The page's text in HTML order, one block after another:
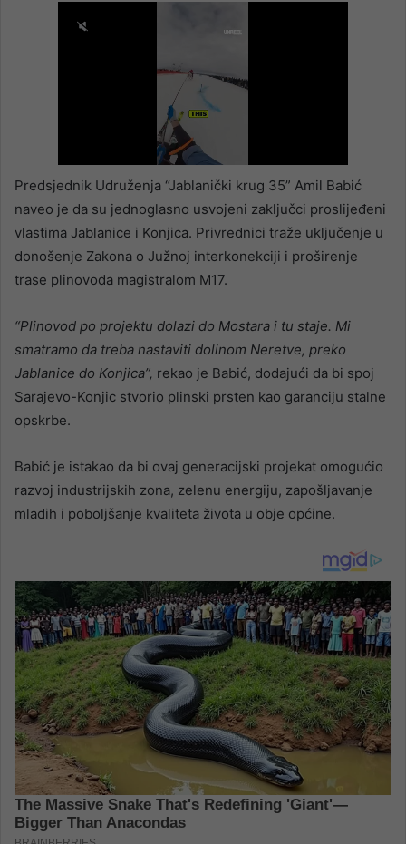
Predsjednik Udruženja “Jablanički krug 35” Amil Babić
naveo je da su jednoglasno usvojeni zaključci proslijeđeni
vlastima Jablanice i Konjica. Privrednici traže uključenje u
donošenje Zakona o Južnoj interkonekciji i proširenje
trase plinovoda magistralom M17.
“Plinovod po projektu dolazi do Mostara i tu staje. Mi
smatramo da treba nastaviti dolinom Neretve, preko
Jablanice do Konjica”, rekao je Babić, dodajući da bi spoj
Sarajevo-Konjic stvorio plinski prsten kao garanciju stalne
opskrbe.
Babić je istakao da bi ovaj generacijski projekat omogućio
razvoj industrijskih zona, zelenu energiju, zapošljavanje
mladih i poboljšanje kvaliteta života u obje općine.